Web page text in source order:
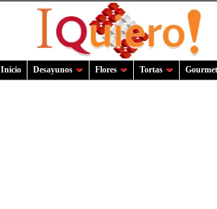
Inicio Desayunos Flores Tortas Gourmet